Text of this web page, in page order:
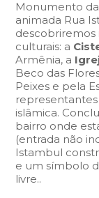
Monumento
animada Rua
descobriremos
culturais: a
Armênia, a
Beco das
Peixes e pela
islâmica.
bairro onde
(entrada não
Istambul
e um símbolo
livre..